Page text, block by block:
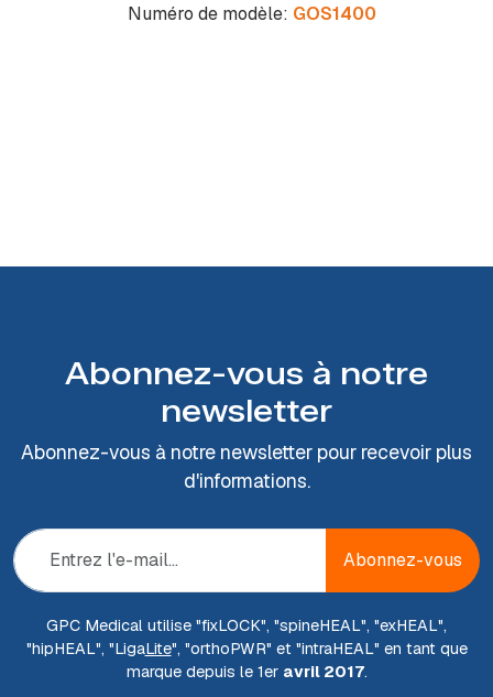
Numéro de modèle: GOS1400
Abonnez-vous à notre
newsletter
Abonnez-vous à notre newsletter pour recevoir plus
d'informations.
Abonnez-vous
GPC Medical utilise "fixLOCK", "spineHEAL", "exHEAL",
"hipHEAL", "LigaLite", "orthoPWR" et "intraHEAL" en tant que
marque depuis le 1er avril 2017.